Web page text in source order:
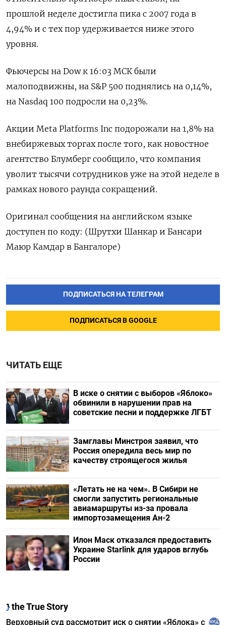
прошлой неделе достигла пика с 2007 года в
4,94% и с тех пор удерживается ниже этого
уровня.
Фьючерсы на Dow к 16:03 МСК были
малоподвижны, на S&P 500 поднялись на 0,14%,
на Nasdaq 100 подросли на 0,23%.
Акции Meta Platforms Inc подорожали на 1,8% на
внебиржевых торгах после того, как новостное
агентство Блумберг сообщило, что компания
уволит тысячи сотрудников уже на этой неделе в
рамках нового раунда сокращений.
Оригинал сообщения на английском языке
доступен по коду: (Шрутхи Шанкар и Бансари
Маюр Камдар в Бангалоре)
ПОДПИСАТЬСЯ НА ТЕЛЕГРАМ
ПОДПИСАТЬСЯ В GOOGLE
ЧИТАТЬ ЕЩЕ
В иске о снятии с выборов «Яблоко»
обвинили в нарушении прав на
советские песни и поддержке ЛГБТ
Замглавы Минстроя заявил, что
Россия опередила весь мир по
качеству строящегося жилья
«Летать не на чем». В Сибири не
смогли запустить региональные
авиамаршруты из-за провала
импортозамещения Ан-2
Илон Маск отказался предоставить
Украине Starlink для ударов вглубь
России